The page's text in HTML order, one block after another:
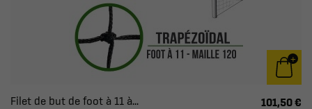
Filet de but de foot à 11 à...
101,50 €